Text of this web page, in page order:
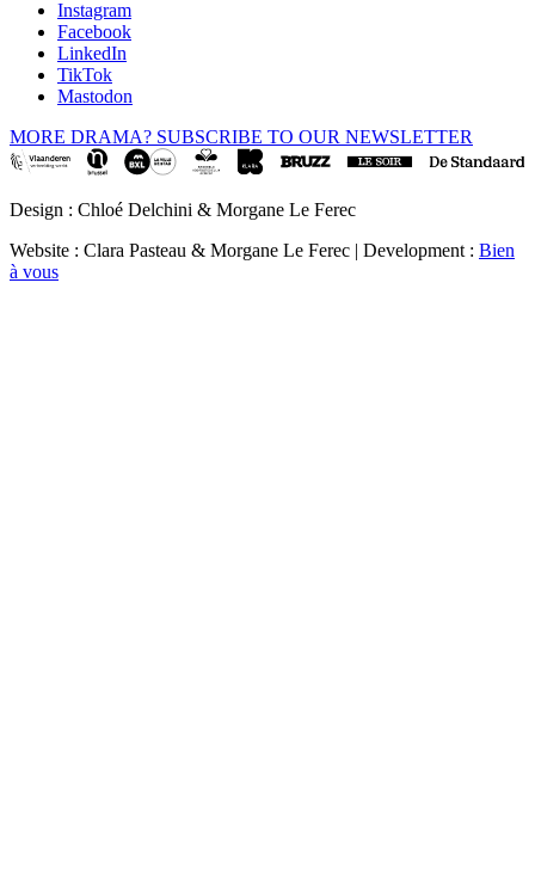
Instagram
Facebook
LinkedIn
TikTok
Mastodon
MORE DRAMA? SUBSCRIBE TO OUR NEWSLETTER
Design : Chloé Delchini & Morgane Le Ferec
Website : Clara Pasteau & Morgane Le Ferec | Development : Bien
à vous